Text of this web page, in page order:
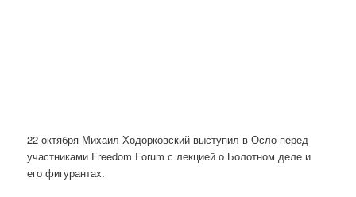
22 октября Михаил Ходорковский выступил в Осло перед
участниками Freedom Forum с лекцией о Болотном деле и
его фигурантах.